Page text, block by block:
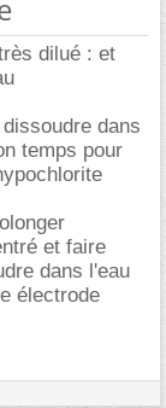
dilué : et
dans
temps pour
et faire
dans l'eau
électrode